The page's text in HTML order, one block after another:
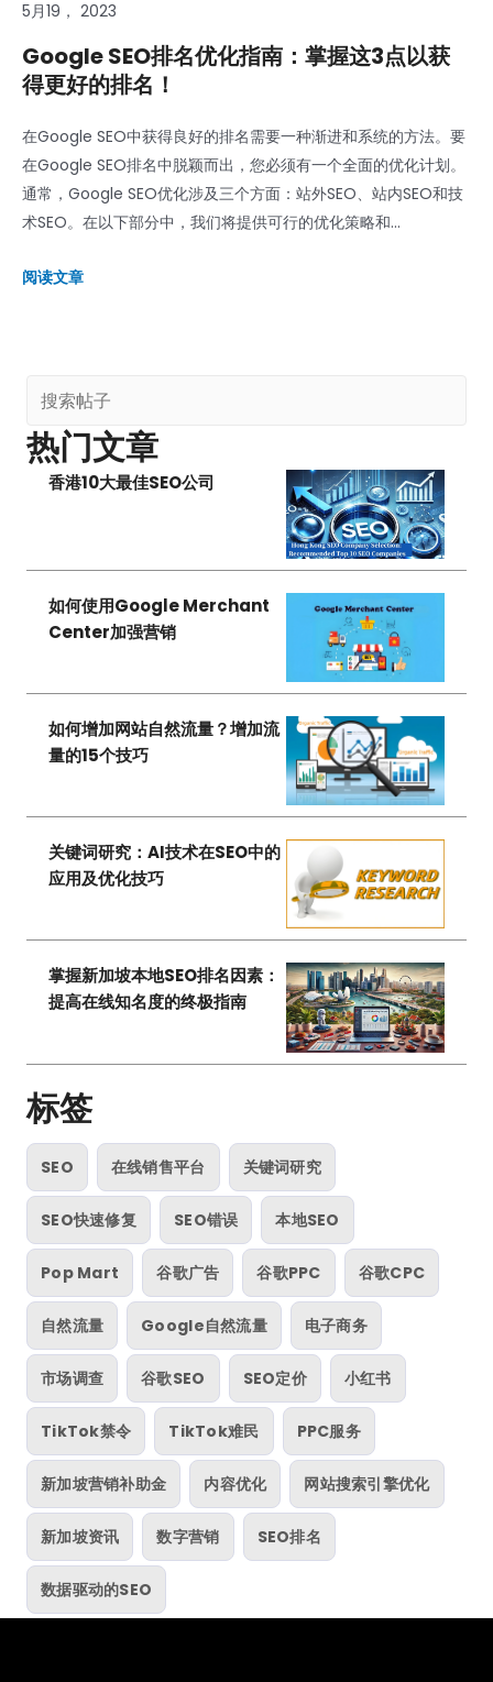
5月19， 2023
Google SEO排名优化指南：掌握这3点以获
得更好的排名！
在Google SEO中获得良好的排名需要一种渐进和系统的方法。要
在Google SEO排名中脱颖而出，您必须有一个全面的优化计划。
通常，Google SEO优化涉及三个方面：站外SEO、站内SEO和技
术SEO。在以下部分中，我们将提供可行的优化策略和...
阅读文章
热门文章
香港10大最佳SEO公司
如何使用Google Merchant
Center加强营销
如何增加网站自然流量？增加流
量的15个技巧
关键词研究：AI技术在SEO中的
应用及优化技巧
掌握新加坡本地SEO排名因素：
提高在线知名度的终极指南
标签
SEO 在线销售平台 关键词研究
SEO快速修复 SEO错误 本地SEO
Pop Mart 谷歌广告 谷歌PPC 谷歌CPC
自然流量 Google自然流量 电子商务
市场调查 谷歌SEO SEO定价 小红书
TikTok禁令 TikTok难民 PPC服务
新加坡营销补助金 内容优化 网站搜索引擎优化
新加坡资讯 数字营销 SEO排名
数据驱动的SEO